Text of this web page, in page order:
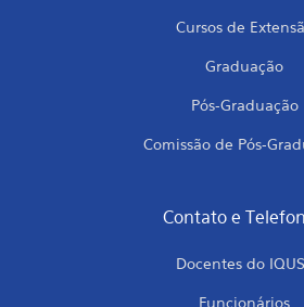
Cursos de
Graduação
Pós-Graduação
Comissão de Pós-
Contato e
Docentes do
Funcionários